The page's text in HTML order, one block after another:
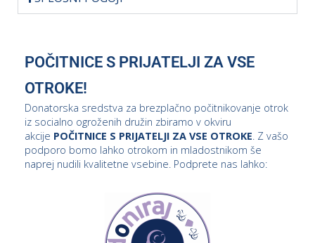
POČITNICE S PRIJATELJI ZA VSE
OTROKE!
Donatorska sredstva za brezplačno počitnikovanje otrok
iz socialno ogroženih družin zbiramo v okviru
akcije POČITNICE S PRIJATELJI ZA VSE OTROKE. Z vašo
podporo bomo lahko otrokom in mladostnikom še
naprej nudili kvalitetne vsebine. Podprete nas lahko: